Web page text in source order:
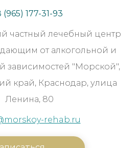
(965) 177-31-93
частный лечебный центр
от алкогольной и
зависимостей "Морской",
край, Краснодар, улица
Ленина, 80
rehab.ru